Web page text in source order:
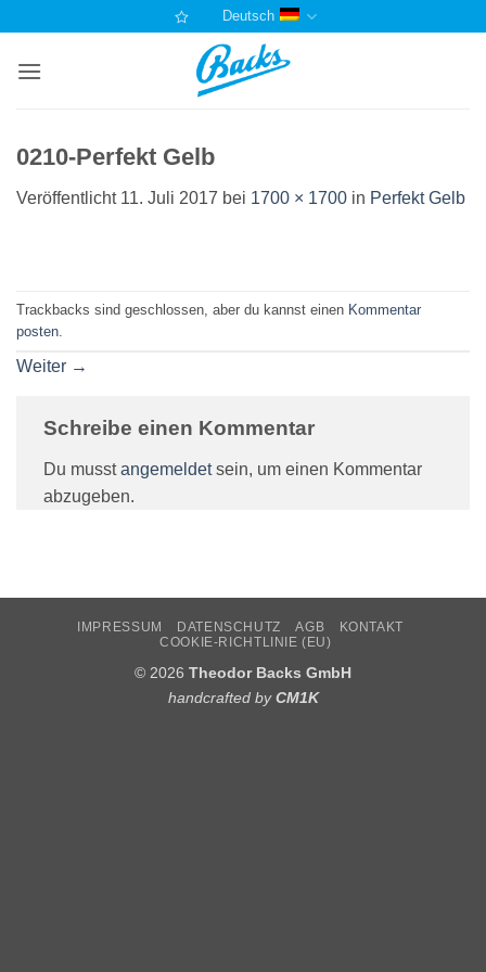
springen
Deutsch
0210-Perfekt Gelb
Veröffentlicht 11. Juli 2017 bei 1700 × 1700 in Perfekt Gelb
Trackbacks sind geschlossen, aber du kannst einen Kommentar
posten
Weiter →
Schreibe einen Kommentar
Du musstangemeldetsein, um einen Kommentar
abzugeben.
IMPRESSUM DATENSCHUTZ AGB
KONTAKT
COOKIE-RICHTLINIE (EU)
© 2026 Theodor Backs GmbH
handcrafted byCM1K